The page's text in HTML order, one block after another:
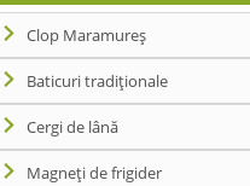
Clop Maramureș
Baticuri tradiționale
Cergi de lână
Magneți de frigider